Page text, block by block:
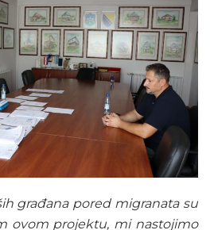
građana pored migranata su
ovom projektu, mi nastojimo